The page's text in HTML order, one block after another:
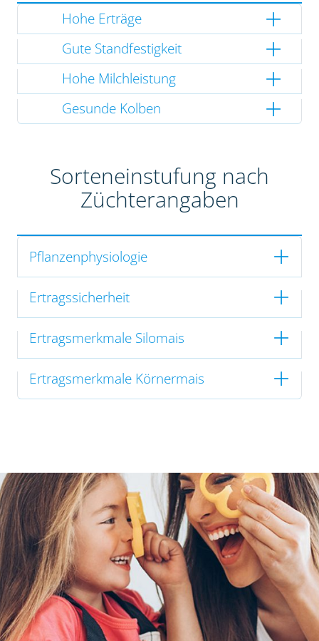
Hohe Erträge
Gute Standfestigkeit
Hohe Milchleistung
Gesunde Kolben
Sorteneinstufung nach
Züchterangaben
Pflanzenphysiologie
Ertragssicherheit
Ertragsmerkmale Silomais
Ertragsmerkmale Körnermais